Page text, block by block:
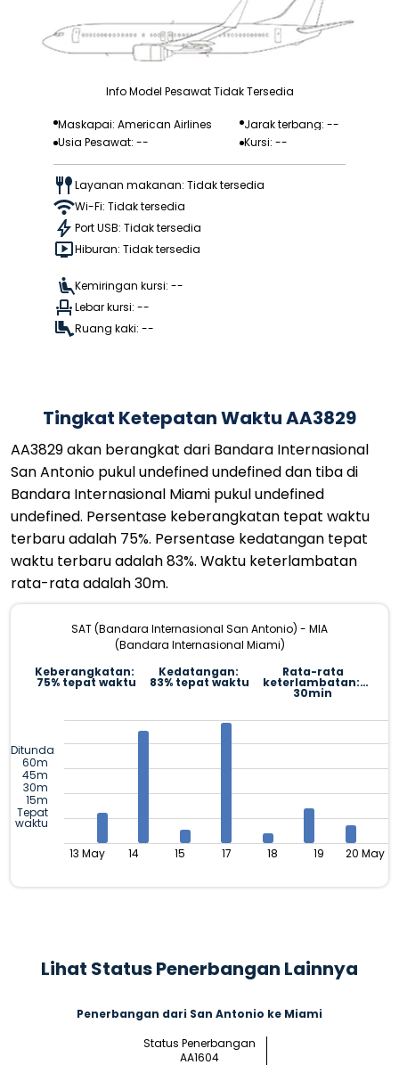
Info Model Pesawat Tidak Tersedia
Maskapai: American Airlines
Jarak terbang: --
Usia Pesawat: --
Kursi: --
Layanan makanan: Tidak tersedia
Wi-Fi: Tidak tersedia
Port USB: Tidak tersedia
Hiburan: Tidak tersedia
Kemiringan kursi: --
Lebar kursi: --
Ruang kaki: --
Tingkat Ketepatan Waktu AA3829
AA3829 akan berangkat dari Bandara Internasional
San Antonio pukul undefined undefined dan tiba di
Bandara Internasional Miami pukul undefined
undefined. Persentase keberangkatan tepat waktu
terbaru adalah 75%. Persentase kedatangan tepat
waktu terbaru adalah 83%. Waktu keterlambatan
rata-rata adalah 30m.
SAT (Bandara Internasional San Antonio) - MIA
(Bandara Internasional Miami)
Keberangkatan:
75% tepat waktu
Kedatangan:
83% tepat waktu
Rata-rata
keterlambatan:
30min
Ditunda
60m
45m
30m
15m
Tepat
waktu
13 May 14 15 17 18 19 20 May
Lihat Status Penerbangan Lainnya
Penerbangan dari San Antonio ke Miami
Status Penerbangan
AA1604